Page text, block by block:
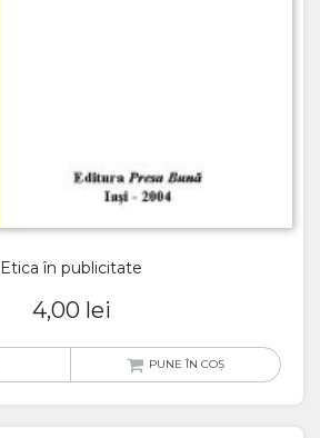
Etica în publicitate
4,00 lei
PUNE ÎN COȘ